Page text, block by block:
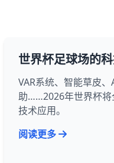
世界杯足球场的
VAR系统、智能草皮
助……2026年世界杯将
技术应用。
阅读更多